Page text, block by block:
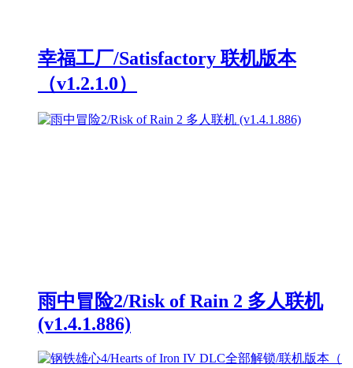
幸福工厂/Satisfactory 联机版本
（v1.2.1.0）
雨中冒险2/Risk of Rain 2 多人联机
(v1.4.1.886)